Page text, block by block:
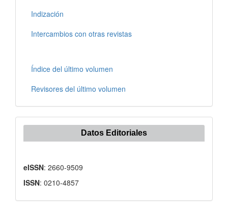
Indización
Intercambios con otras revistas
Índice del último volumen
Revisores del último volumen
Datos Editoriales
eISSN: 2660-9509
ISSN: 0210-4857